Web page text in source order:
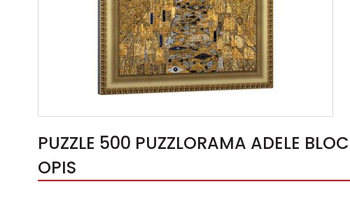
PUZZLE 500 PUZZLORAMA ADELE BLOCH-BAUER I GUSTAV KLIMT 37543 -
OPIS